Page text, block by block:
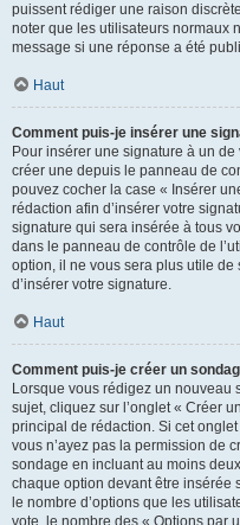
puissent rédiger une raison
noter que les utilisateurs normaux
message si une réponse a été
Haut
Comment puis-je insérer une
Pour insérer une signature à un
créer une depuis le panneau de
pouvez cocher la case « Insérer
rédaction afin d’insérer votre
signature qui sera insérée à tous
dans le panneau de contrôle de
option, il ne vous sera plus utile
d’insérer votre signature.
Haut
Comment puis-je créer un
Lorsque vous rédigez un nouveau
sujet, cliquez sur l’onglet « Créer
principal de rédaction. Si cet
vous n’ayez pas la permission de
sondage en incluant au moins
chaque option devant être insérée
le nombre d’options que les
vote, le nombre des « Options par